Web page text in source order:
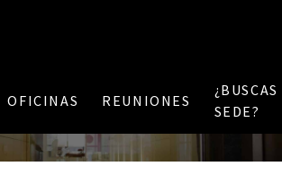
OFICINAS REUNIONES
¿BUSCAS
SEDE?